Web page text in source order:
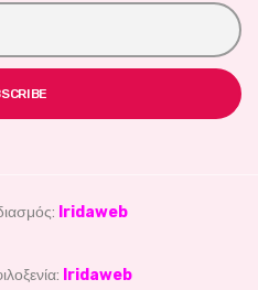
Iridaweb
Iridaweb